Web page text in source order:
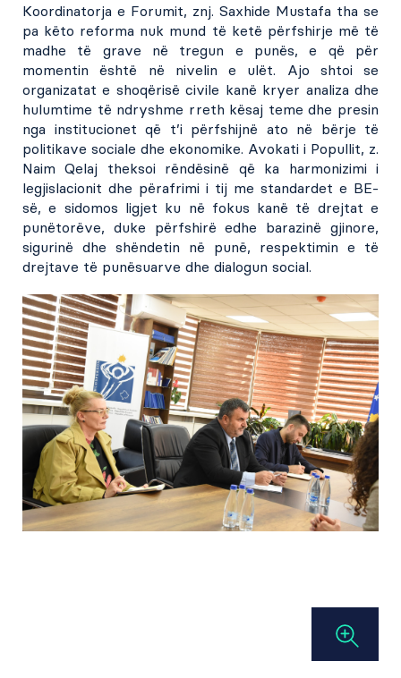
Koordinatorja e Forumit, znj. Saxhide Mustafa tha se
pa këto reforma nuk mund të ketë përfshirje më të
madhe të grave në tregun e punës, e që për
momentin është në nivelin e ulët. Ajo shtoi se
organizatat e shoqërisë civile kanë kryer analiza dhe
hulumtime të ndryshme rreth kësaj teme dhe presin
nga institucionet që t’i përfshijnë ato në bërje të
politikave sociale dhe ekonomike. Avokati i Popullit, z.
Naim Qelaj theksoi rëndësinë që ka harmonizimi i
legjislacionit dhe përafrimi i tij me standardet e BE-
së, e sidomos ligjet ku në fokus kanë të drejtat e
punëtorëve, duke përfshirë edhe barazinë gjinore,
sigurinë dhe shëndetin në punë, respektimin e të
drejtave të punësuarve dhe dialogun social.